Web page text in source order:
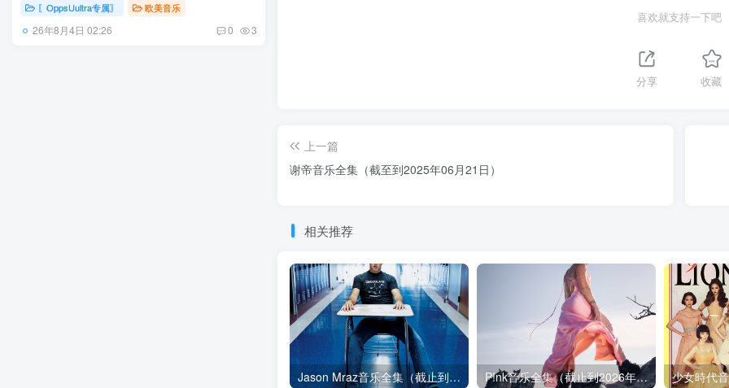
喜欢就支持一下吧
分享 收藏
上一篇
谢帝音乐全集（截至到2025年06月21日）
相关推荐
Jason Mraz音乐全集（截止到2026年08月04日） P!nk音乐全集（截止到2026年07月22日）
〖OppsUultra专属〗 欧美音乐
26年8月4日 02:26 0 3